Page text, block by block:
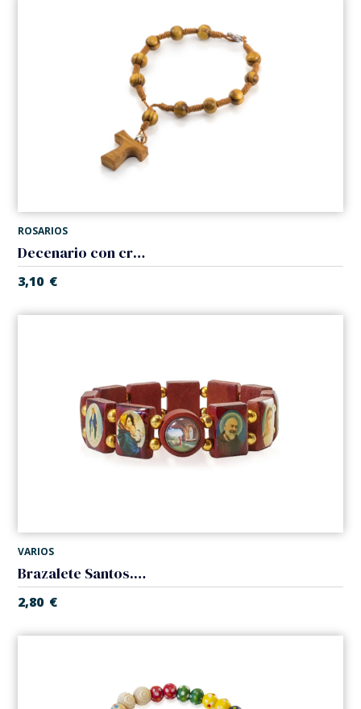
ROSARIOS
Decenario con cruz
3,10 €
VARIOS
Brazalete Santos. Elástico
2,80 €